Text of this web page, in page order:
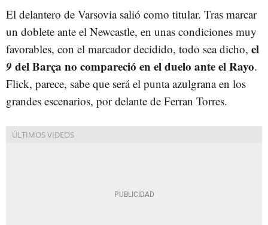
El delantero de Varsovia salió como titular. Tras marcar
un doblete ante el Newcastle, en unas condiciones muy
favorables, con el marcador decidido, todo sea dicho, el
9 del Barça no compareció en el duelo ante el Rayo.
Flick, parece, sabe que será el punta azulgrana en los
grandes escenarios, por delante de Ferran Torres.